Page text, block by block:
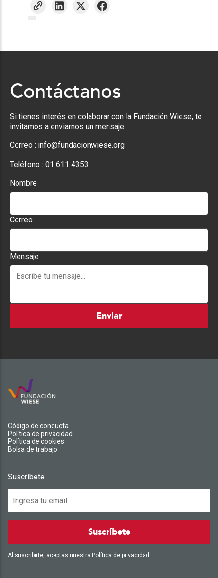
Contáctanos
Si tienes interés en colaborar con la Fundación Wiese, te
invitamos a enviarnos un mensaje.
Correo : info@fundacionwiese.org
Teléfono : 01 611 4353
Nombre
Correo
Mensaje
Enviar
Código de conducta
Política de privacidad
Política de cookies
Bolsa de trabajo
Suscríbete
Suscríbete
Al suscribirte, aceptas nuestra Política de privacidad